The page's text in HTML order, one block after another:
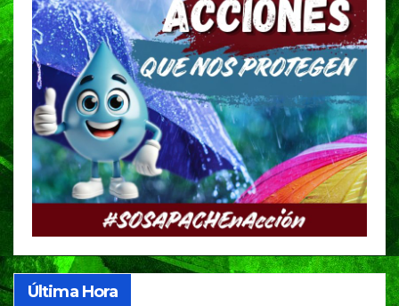
Última Hora